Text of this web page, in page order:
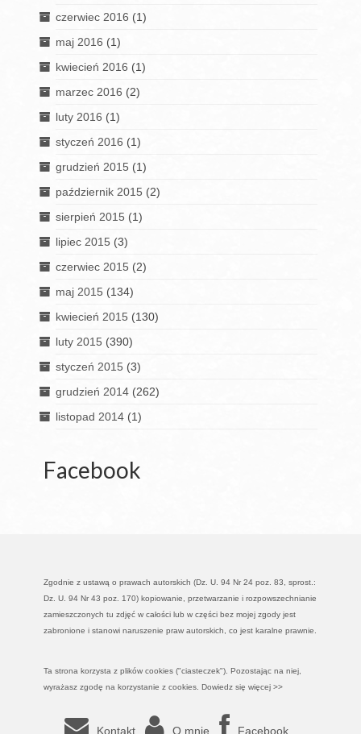
czerwiec 2016 (1)
maj 2016 (1)
kwiecień 2016 (1)
marzec 2016 (2)
luty 2016 (1)
styczeń 2016 (1)
grudzień 2015(1)
październik 2015 (2)
sierpień 2015 (1)
lipiec 2015(3)
czerwiec 2015 (2)
maj 2015(134)
kwiecień 2015 (130)
luty 2015 (390)
styczeń 2015(3)
grudzień 2014(262)
listopad 2014(1)
Facebook
Zgodnie z ustawą o prawach autorskich (Dz. U. 94 Nr 24 poz. 83, sprost.:
Dz. U. 94 Nr 43 poz. 170) kopiowanie, przetwarzanie i rozpowszechnianie
zamieszczonych tu zdjęć w całości lub w części bez mojej zgody jest
zabronione i stanowi naruszenie praw autorskich, co jest karalne prawnie.
Ta strona korzysta z plików cookies ("ciasteczek"). Pozostając na niej,
wyrażasz zgodę na korzystanie z cookies. Dowiedz się więcej >>
Kontakt O mnie Facebook